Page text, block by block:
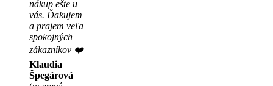
nákup ešte u
vás. Ďakujem
a prajem veľa
spokojných
zákazníkov ❤️
Klaudia
Špegárová